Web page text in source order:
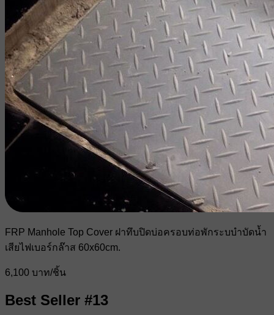
FRP Manhole Top Cover ฝาทึบปิดบ่อครอบท่อพักระบบำบัดน้ำ
เสียไฟเบอร์กล๊าส 60x60cm.
6,100 บาท/ชิ้น
Best Seller #13